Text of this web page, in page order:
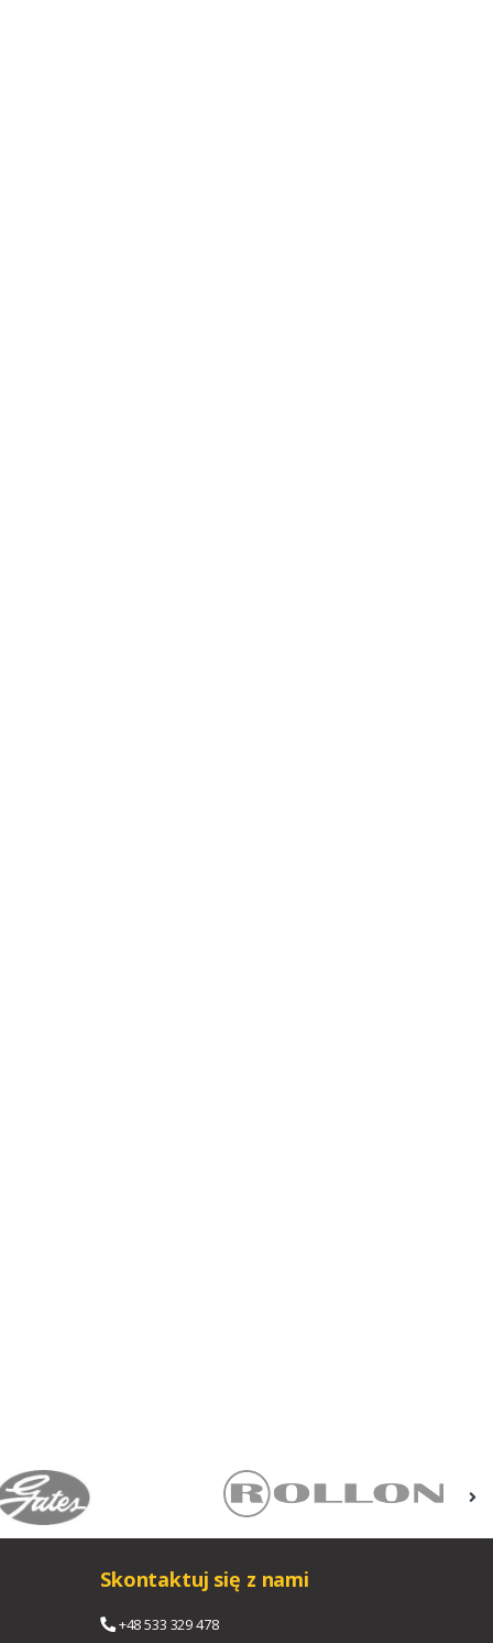
Skontaktuj się z nami
+48 533 329 478